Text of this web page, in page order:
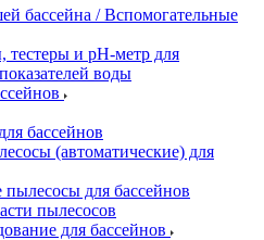
бассейна / Вспомогательные
тестеры и рН-метр для
воды
бассейнов
(автоматические) для
для бассейнов
пылесосов
для бассейнов